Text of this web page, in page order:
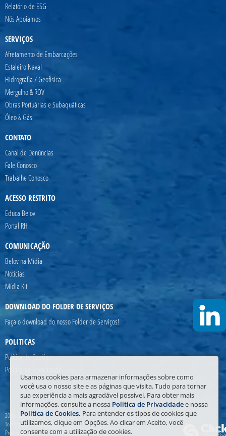
Relatório de ESG
Nós Apoiamos
SERVIÇOS
Afretamento de Embarcações
Estaleiro Naval
Hidrografia / Geofísica
Mergulho & ROV
Obras Portuárias e Subaquáticas
Óleo & Gás
CONTATO
Canal de Denúncias
Fale Conosco
Trabalhe Conosco
ACESSO RESTRITO
Educa Belov
Portal RH
COMUNICAÇÃO
Belov na Mídia
Notícias
Mídia Kit
DOWNLOAD DO FOLDER DE SERVIÇOS
Faça o download do nosso Folder de Serviços!
POLITICAS
Politica de Cookies
Politica de Privacidade
2016 - 2026. Belov.
Todos os direitos reservados.
Produzido por:
Usamos cookies para armazenar informações sobre como
você usa o nosso site e as páginas que visita. Tudo para tornar
sua experiência a mais agradável possível. Para obter mais
informações, consulte a nossa Política de Privacidadee nossa
Politíca de Cookies. Para entender os tipos de cookies que
utilizamos, clique em Opções. Ao clicar em Aceito, você
consente com a utilização de cookies.